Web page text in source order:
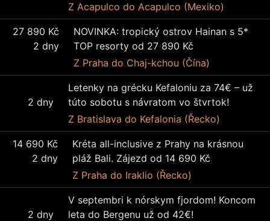
Z Acapulco do Acapulco (Mexiko)
27 890 Kč
2 dny
NOVINKA: tropický ostrov Hainan s 5*
TOP resorty od 27 890 Kč
Z Praha do Chaj-kchou (Čína)
2 dny
Letenky na grécku Kefaloniu za 74€ – už
túto sobotu s návratom vo štvrtok!
Z Bratislava do Kefalonia (Řecko)
14 690 Kč
2 dny
Kréta all-inclusive z Prahy na krásnou
pláž Bali. Zájezd od 14 690 Kč
Z Praha do Iraklio (Řecko)
2 dny
V septembri k nórskym fjordom! Koncom
leta do Bergenu už od 42€!